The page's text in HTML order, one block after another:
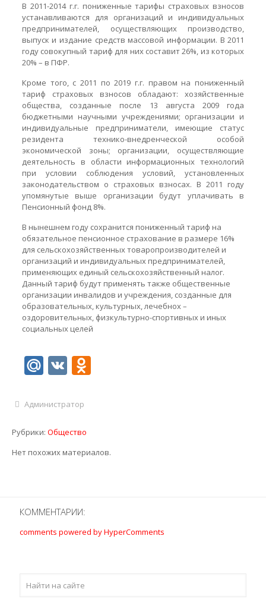
В 2011-2014 г.г. пониженные тарифы страховых взносов
устанавливаются для организаций и индивидуальных
предпринимателей, осуществляющих производство,
выпуск и издание средств массовой информации. В 2011
году совокупный тариф для них составит 26%, из которых
20% – в ПФР.
Кроме того, с 2011 по 2019 г.г. правом на пониженный
тариф страховых взносов обладают: хозяйственные
общества, созданные после 13 августа 2009 года
бюджетными научными учреждениями; организации и
индивидуальные предприниматели, имеющие статус
резидента технико-внедренческой особой
экономической зоны; организации, осуществляющие
деятельность в области информационных технологий
при условии соблюдения условий, установленных
законодательством о страховых взносах. В 2011 году
упомянутые выше организации будут уплачивать в
Пенсионный фонд 8%.
В нынешнем году сохранится пониженный тариф на
обязательное пенсионное страхование в размере 16%
для сельскохозяйственных товаропроизводителей и
организаций и индивидуальных предпринимателей,
применяющих единый сельскохозяйственный налог.
Данный тариф будут применять также общественные
организации инвалидов и учреждения, созданные для
образовательных, культурных, лечебнох –
оздоровительных, физкультурно-спортивных и иных
социальных целей
Mail.Ru
VKOdnoklassniki
Администратор
Рубрики: Общество
Нет похожих материалов.
КОММЕНТАРИИ:
comments powered by HyperComments